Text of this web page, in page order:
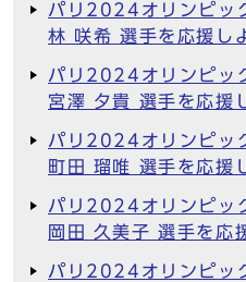
パリ2024オリンピッ
林 咲希 選手を応援し
パリ2024オリンピッ
宮澤 夕貴 選手を応援
パリ2024オリンピッ
町田 瑠唯 選手を応援
パリ2024オリンピッ
岡田 久美子 選手を応
パリ2024オリンピッ